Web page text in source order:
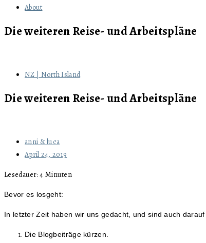
About
Die weiteren Reise- und Arbeitspläne
NZ | North Island
Die weiteren Reise- und Arbeitspläne
anni & luca
April 24, 2019
Lesedauer:4 Minuten
Bevor es losgeht:
In letzter Zeit haben wir uns gedacht, und sind auch
Die Blogbeiträge kürzen.